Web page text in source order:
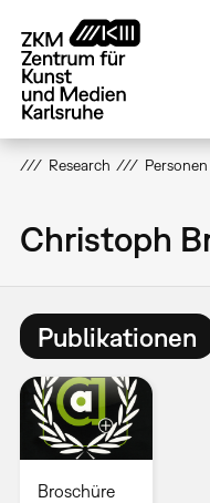
zum
Inhalt
Research Personen
Christoph
Publikationen
Broschüre